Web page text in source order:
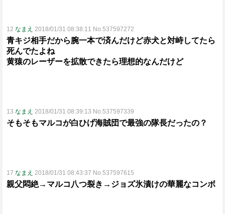
12 なまえ 2018/01/31 08:38:11 No.537597272
青キジ相手だから腕一本で済んだけど赤犬と対峙してたら
死んでたよね
黄猿のレーザーを拡散できたら理想的なんだけど
13 なまえ 2018/01/31 08:39:13 No.537597339
そもそもマルコが白ひげ海賊団で最強の隊長だったの？
17 なまえ 2018/01/31 08:43:37 No.537597615
親父悶絶→マルコ八つ裂き→ジョズ氷漬けの華麗なコンボ